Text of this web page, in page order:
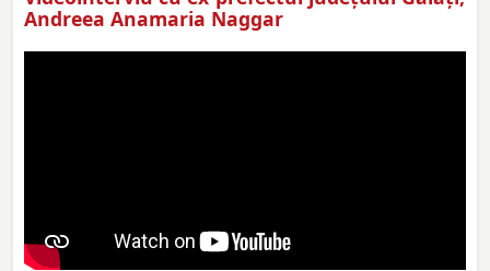
Andreea Anamaria Naggar